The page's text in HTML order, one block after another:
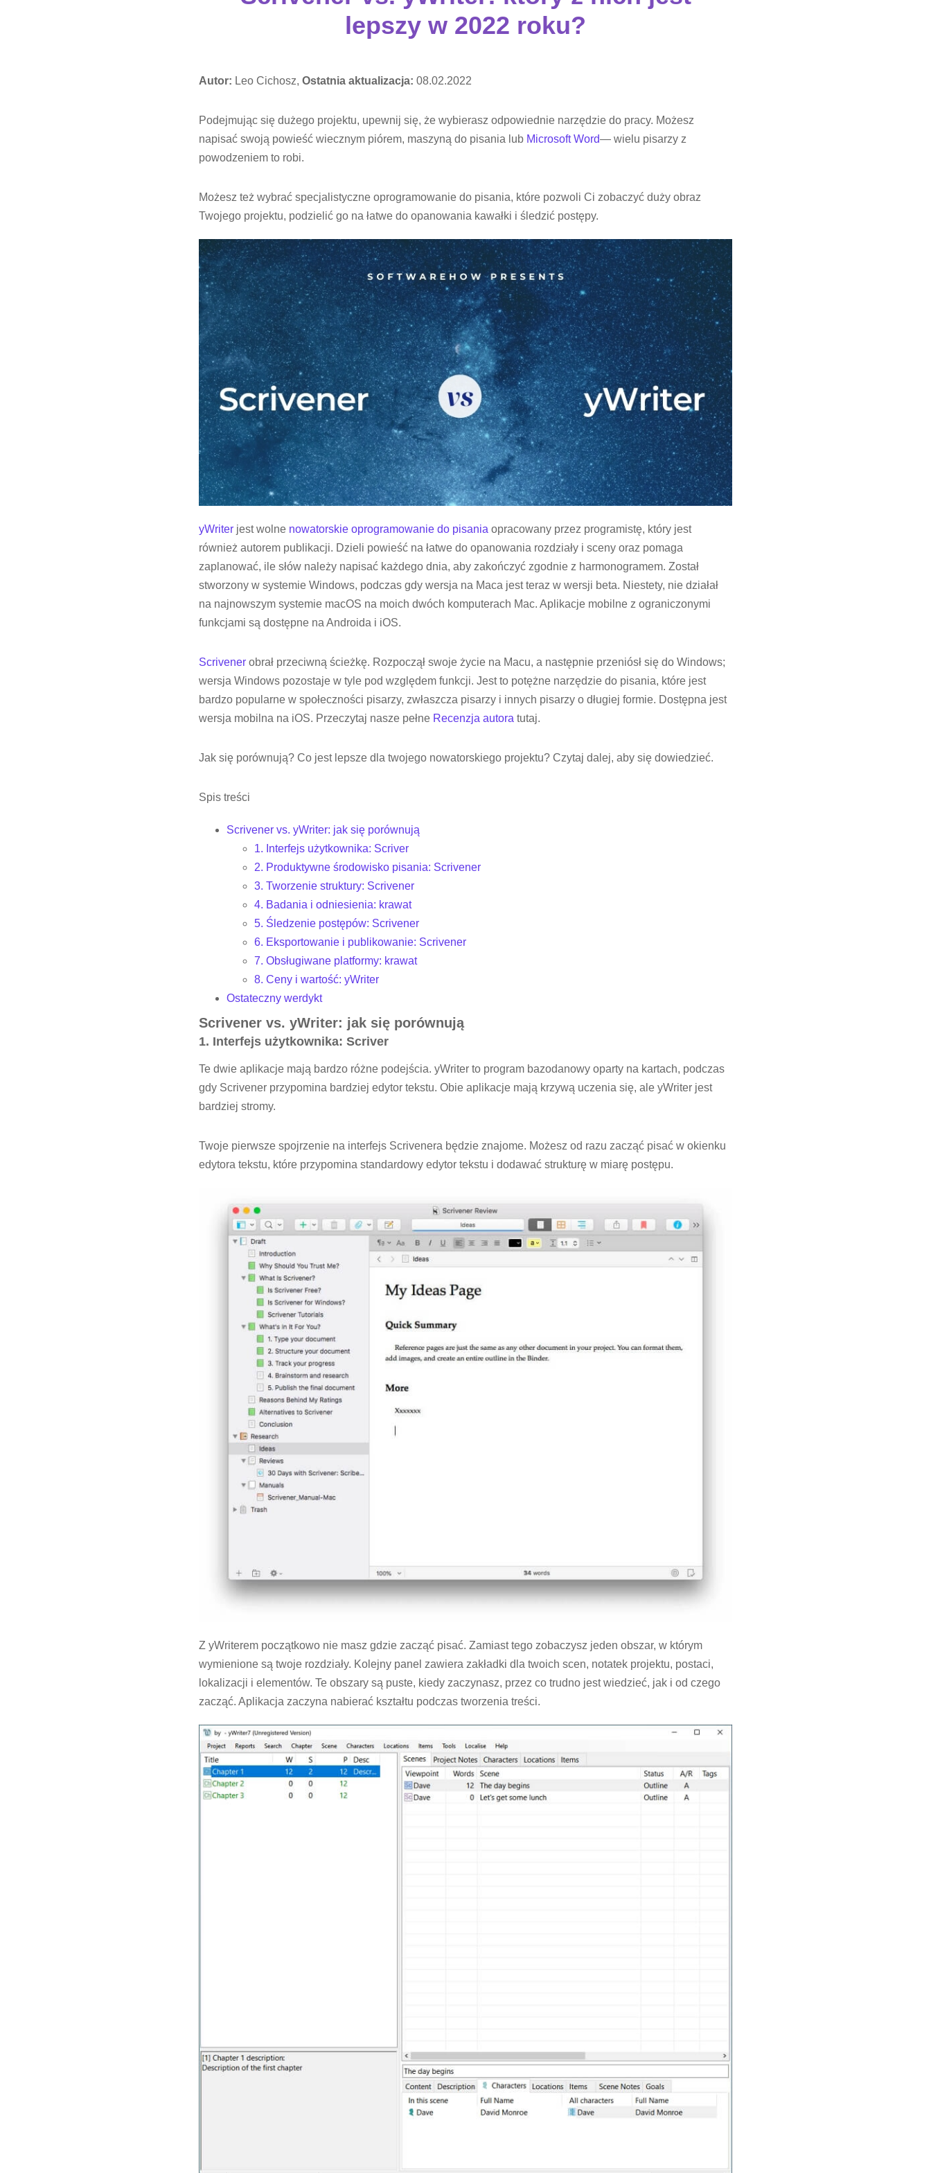
lepszy w 2022 roku?
Autor: Leo Cichosz, Ostatnia aktualizacja: 08.02.2022
Podejmując się dużego projektu, upewnij się, że wybierasz odpowiednie narzędzie do pracy. Możesz
napisać swoją powieść wiecznym piórem, maszyną do pisania lub Microsoft Word— wielu pisarzy z
powodzeniem to robi.
Możesz też wybrać specjalistyczne oprogramowanie do pisania, które pozwoli Ci zobaczyć duży obraz
Twojego projektu, podzielić go na łatwe do opanowania kawałki i śledzić postępy.
yWriter jest wolne nowatorskie oprogramowanie do pisania opracowany przez programistę, który jest
również autorem publikacji. Dzieli powieść na łatwe do opanowania rozdziały i sceny oraz pomaga
zaplanować, ile słów należy napisać każdego dnia, aby zakończyć zgodnie z harmonogramem. Został
stworzony w systemie Windows, podczas gdy wersja na Maca jest teraz w wersji beta. Niestety, nie działał
na najnowszym systemie macOS na moich dwóch komputerach Mac. Aplikacje mobilne z ograniczonymi
funkcjami są dostępne na Androida i iOS.
Scrivener obrał przeciwną ścieżkę. Rozpoczął swoje życie na Macu, a następnie przeniósł się do Windows;
wersja Windows pozostaje w tyle pod względem funkcji. Jest to potężne narzędzie do pisania, które jest
bardzo popularne w społeczności pisarzy, zwłaszcza pisarzy i innych pisarzy o długiej formie. Dostępna jest
wersja mobilna na iOS. Przeczytaj nasze pełne Recenzja autora tutaj.
Jak się porównują? Co jest lepsze dla twojego nowatorskiego projektu? Czytaj dalej, aby się dowiedzieć.
Spis treści
Scrivener vs. yWriter: jak się porównują
1. Interfejs użytkownika: Scriver
2. Produktywne środowisko pisania: Scrivener
3. Tworzenie struktury: Scrivener
4. Badania i odniesienia: krawat
5. Śledzenie postępów: Scrivener
6. Eksportowanie i publikowanie: Scrivener
7. Obsługiwane platformy: krawat
8. Ceny i wartość: yWriter
Ostateczny werdykt
Scrivener vs. yWriter: jak się porównują
1. Interfejs użytkownika: Scriver
Te dwie aplikacje mają bardzo różne podejścia. yWriter to program bazodanowy oparty na kartach, podczas
gdy Scrivener przypomina bardziej edytor tekstu. Obie aplikacje mają krzywą uczenia się, ale yWriter jest
bardziej stromy.
Twoje pierwsze spojrzenie na interfejs Scrivenera będzie znajome. Możesz od razu zacząć pisać w okienku
edytora tekstu, które przypomina standardowy edytor tekstu i dodawać strukturę w miarę postępu.
Z yWriterem początkowo nie masz gdzie zacząć pisać. Zamiast tego zobaczysz jeden obszar, w którym
wymienione są twoje rozdziały. Kolejny panel zawiera zakładki dla twoich scen, notatek projektu, postaci,
lokalizacji i elementów. Te obszary są puste, kiedy zaczynasz, przez co trudno jest wiedzieć, jak i od czego
zacząć. Aplikacja zaczyna nabierać kształtu podczas tworzenia treści.